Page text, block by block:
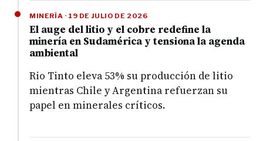
MINERÍA · 19 DE JULIO DE 2026
El auge del litio y el cobre redefine la
minería en Sudamérica y tensiona la agenda
ambiental
Rio Tinto eleva 53% su producción de litio
mientras Chile y Argentina refuerzan su
papel en minerales críticos.